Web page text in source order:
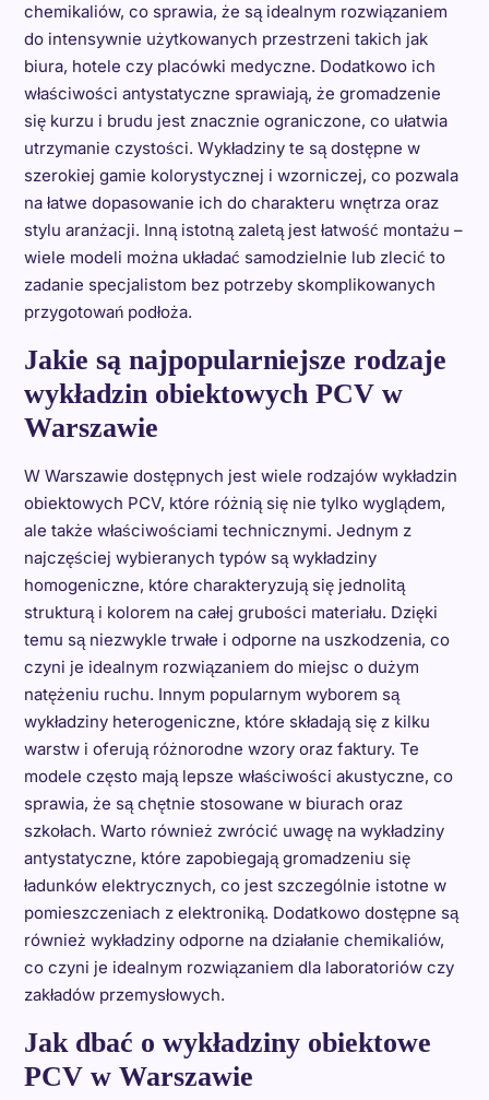
chemikaliów, co sprawia, że są idealnym rozwiązaniem
do intensywnie użytkowanych przestrzeni takich jak
biura, hotele czy placówki medyczne. Dodatkowo ich
właściwości antystatyczne sprawiają, że gromadzenie
się kurzu i brudu jest znacznie ograniczone, co ułatwia
utrzymanie czystości. Wykładziny te są dostępne w
szerokiej gamie kolorystycznej i wzorniczej, co pozwala
na łatwe dopasowanie ich do charakteru wnętrza oraz
stylu aranżacji. Inną istotną zaletą jest łatwość montażu –
wiele modeli można układać samodzielnie lub zlecić to
zadanie specjalistom bez potrzeby skomplikowanych
przygotowań podłoża.
Jakie są najpopularniejsze rodzaje
wykładzin obiektowych PCV w
Warszawie
W Warszawie dostępnych jest wiele rodzajów wykładzin
obiektowych PCV, które różnią się nie tylko wyglądem,
ale także właściwościami technicznymi. Jednym z
najczęściej wybieranych typów są wykładziny
homogeniczne, które charakteryzują się jednolitą
strukturą i kolorem na całej grubości materiału. Dzięki
temu są niezwykle trwałe i odporne na uszkodzenia, co
czyni je idealnym rozwiązaniem do miejsc o dużym
natężeniu ruchu. Innym popularnym wyborem są
wykładziny heterogeniczne, które składają się z kilku
warstw i oferują różnorodne wzory oraz faktury. Te
modele często mają lepsze właściwości akustyczne, co
sprawia, że są chętnie stosowane w biurach oraz
szkołach. Warto również zwrócić uwagę na wykładziny
antystatyczne, które zapobiegają gromadzeniu się
ładunków elektrycznych, co jest szczególnie istotne w
pomieszczeniach z elektroniką. Dodatkowo dostępne są
również wykładziny odporne na działanie chemikaliów,
co czyni je idealnym rozwiązaniem dla laboratoriów czy
zakładów przemysłowych.
Jak dbać o wykładziny obiektowe
PCV w Warszawie